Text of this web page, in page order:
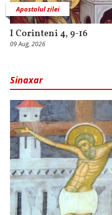
Apostolul zilei
I Corinteni 4, 9-16
09 Aug, 2026
Sinaxar